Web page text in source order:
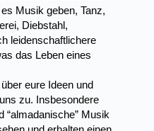
Musik geben, Tanz,
Diebstahl,
leidenschaftlichere
das Leben eines
eure Ideen und
zu. Insbesondere
“almadanische” Musik